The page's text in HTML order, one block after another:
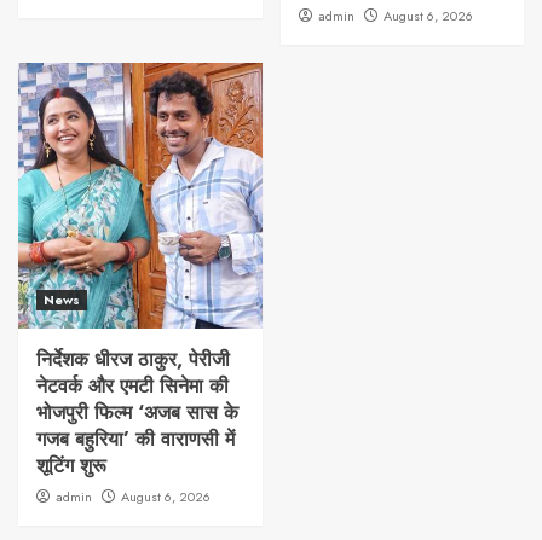
admin August 6, 2026
News
निर्देशक धीरज ठाकुर, पेरीजी
नेटवर्क और एमटी सिनेमा की
भोजपुरी फिल्म ‘अजब सास के
गजब बहुरिया’ की वाराणसी में
शूटिंग शुरू
admin August 6, 2026